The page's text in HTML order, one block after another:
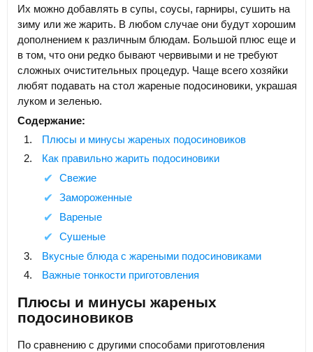
Их можно добавлять в супы, соусы, гарниры, сушить на
зиму или же жарить. В любом случае они будут хорошим
дополнением к различным блюдам. Большой плюс еще и
в том, что они редко бывают червивыми и не требуют
сложных очистительных процедур. Чаще всего хозяйки
любят подавать на стол жареные подосиновики, украшая
луком и зеленью.
Содержание:
Плюсы и минусы жареных подосиновиков
Как правильно жарить подосиновики
Свежие
Замороженные
Вареные
Сушеные
Вкусные блюда с жареными подосиновиками
Важные тонкости приготовления
Плюсы и минусы жареных
подосиновиков
По сравнению с другими способами приготовления